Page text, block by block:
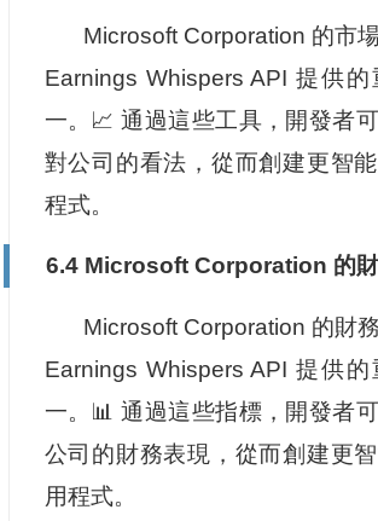
Microsoft Corporation 的市
Earnings Whispers API 提供
一。📈 通過這些工具，開發者
對公司的看法，從而創建更智
程式。
6.4 Microsoft Corporation 的
Microsoft Corporation 的財
Earnings Whispers API 提供
一。📊 通過這些指標，開發者
公司的財務表現，從而創建更
用程式。